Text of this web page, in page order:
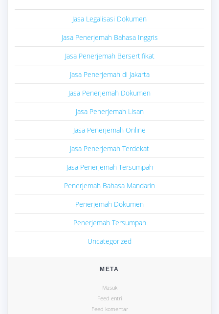
Jasa Legalisasi Dokumen
Jasa Penerjemah Bahasa Inggris
Jasa Penerjemah Bersertifikat
Jasa Penerjemah di Jakarta
Jasa Penerjemah Dokumen
Jasa Penerjemah Lisan
Jasa Penerjemah Online
Jasa Penerjemah Terdekat
Jasa Penerjemah Tersumpah
Penerjemah Bahasa Mandarin
Penerjemah Dokumen
Penerjemah Tersumpah
Uncategorized
META
Masuk
Feed entri
Feed komentar